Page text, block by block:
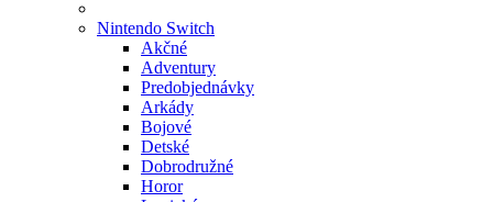
Nintendo Switch
Akčné
Adventury
Predobjednávky
Arkády
Bojové
Detské
Dobrodružné
Horor